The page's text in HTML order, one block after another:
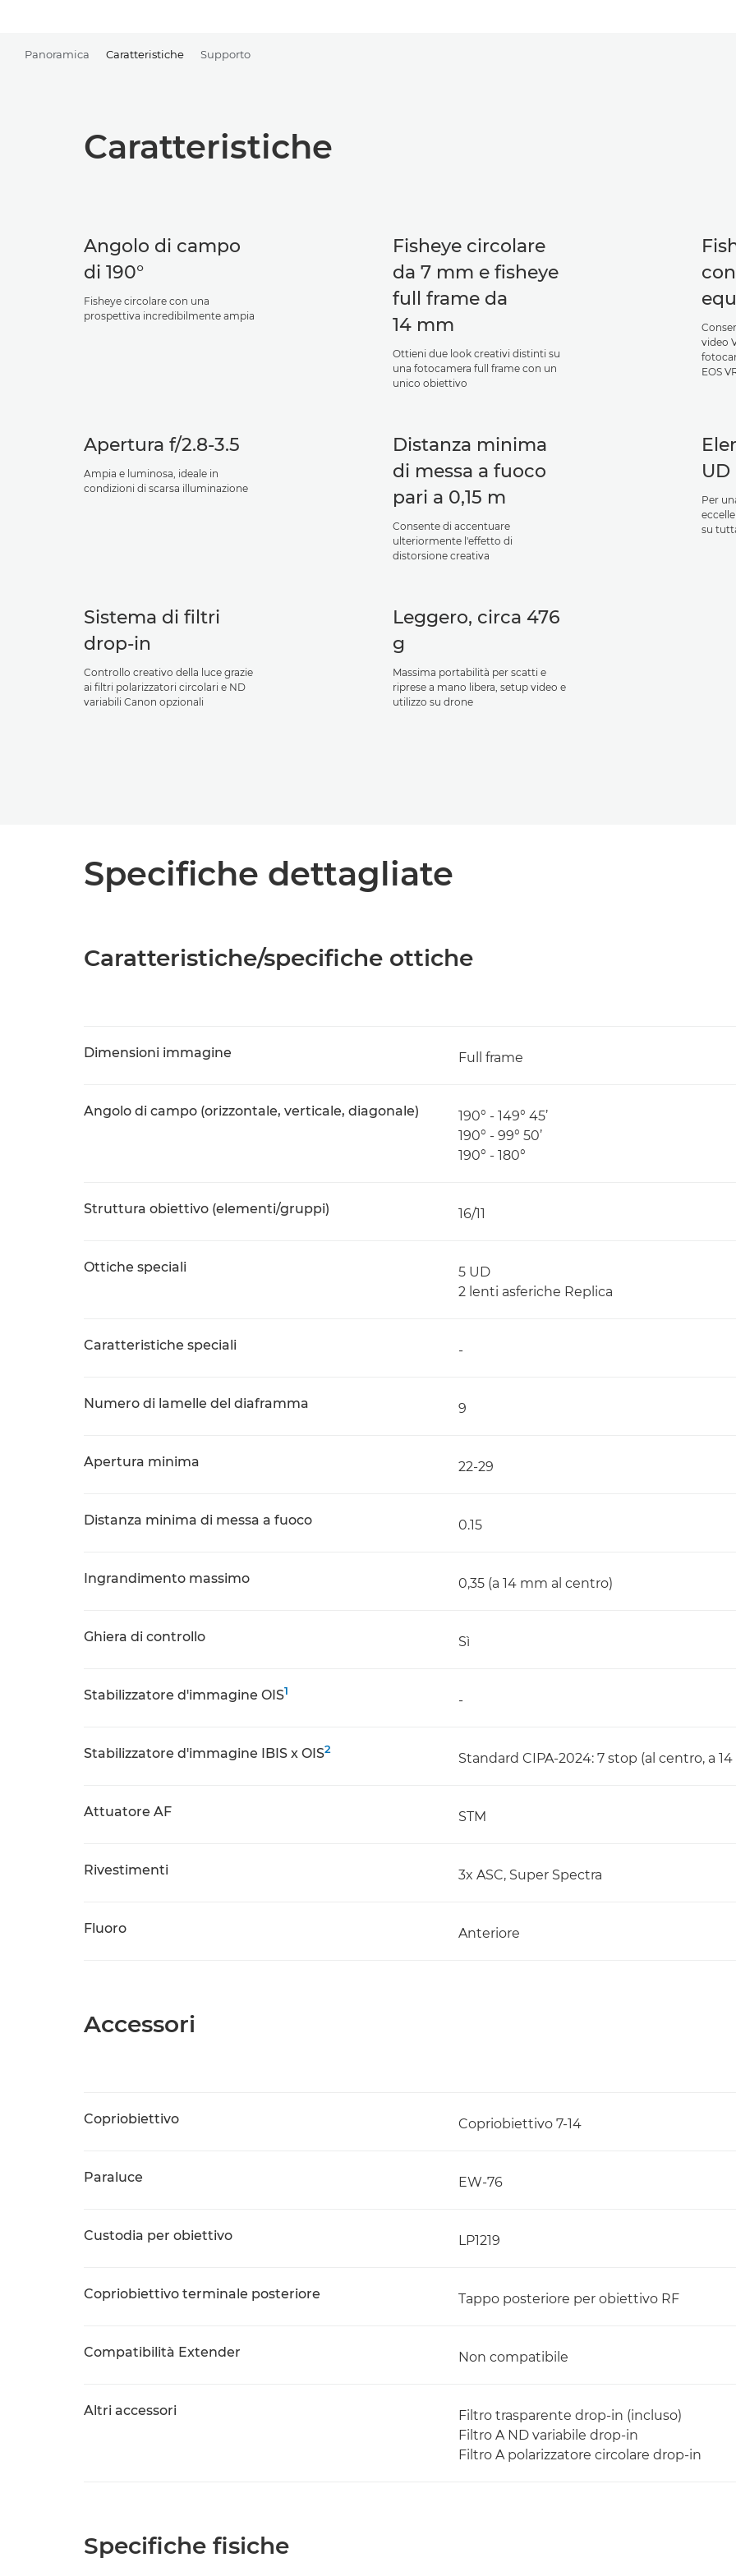
Panoramica Caratteristiche Supporto
Caratteristiche
Angolo di campo
di 190°
Fisheye circolare con una
prospettiva incredibilmente ampia
Fisheye circolare
da 7 mm e fisheye
full frame da
14 mm
Ottieni due look creativi distinti su
una fotocamera full frame con un
unico obiettivo
video
EOS
Apertura f/2.8-3.5
Ampia e luminosa, ideale in
condizioni di scarsa illuminazione
Distanza minima
di messa a fuoco
pari a 0,15 m
Consente di accentuare
ulteriormente l'effetto di
distorsione creativa
UD
Per
su
Sistema di filtri
drop-in
Controllo creativo della luce grazie
ai filtri polarizzatori circolari e ND
variabili Canon opzionali
Leggero, circa 476
g
Massima portabilità per scatti e
riprese a mano libera, setup video e
utilizzo su drone
Specifiche dettagliate
Caratteristiche/specifiche ottiche
Dimensioni immagine Full frame
Angolo di campo (orizzontale, verticale, diagonale)
190° - 149° 45’
190° - 99° 50’
190° - 180°
Struttura obiettivo (elementi/gruppi) 16/11
Ottiche speciali
5 UD
2 lenti asferiche Replica
Caratteristiche speciali -
Numero di lamelle del diaframma 9
Apertura minima 22-29
Distanza minima di messa a fuoco 0.15
Ingrandimento massimo 0,35 (a 14 mm al centro)
Ghiera di controllo Sì
Stabilizzatore d'immagine OIS1
-
Stabilizzatore d'immagine IBIS x OIS2
Standard CIPA-2024: 7 stop (al centro, a
Attuatore AF STM
Rivestimenti 3x ASC, Super Spectra
Fluoro Anteriore
Accessori
Copriobiettivo Copriobiettivo 7-14
Paraluce EW-76
Custodia per obiettivo LP1219
Copriobiettivo terminale posteriore Tappo posteriore per obiettivo RF
Compatibilità Extender Non compatibile
Altri accessori
Filtro trasparente drop-in (incluso)
Filtro A ND variabile drop-in
Filtro A polarizzatore circolare drop-in
Specifiche fisiche